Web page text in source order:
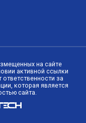
на сайте
активной ссылки
ответственности за
которая является
сайта.